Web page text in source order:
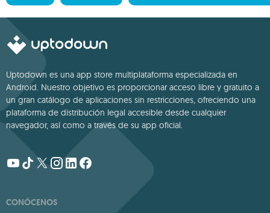
Uptodown es una app store multiplataforma especializada en
Android. Nuestro objetivo es proporcionar acceso libre y gratuito a
un gran catálogo de aplicaciones sin restricciones, ofreciendo una
plataforma de distribución legal accesible desde cualquier
navegador, así como a través de su app oficial.
CONÓCENOS